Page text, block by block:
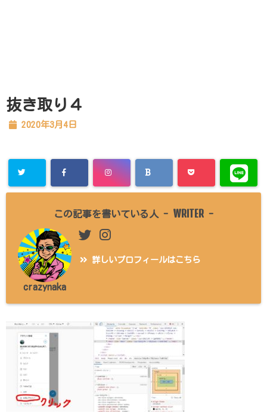
抜き取り４
2020年3月4日
この記事を書いている人 - WRITER -
crazynaka
詳しいプロフィールはこちら